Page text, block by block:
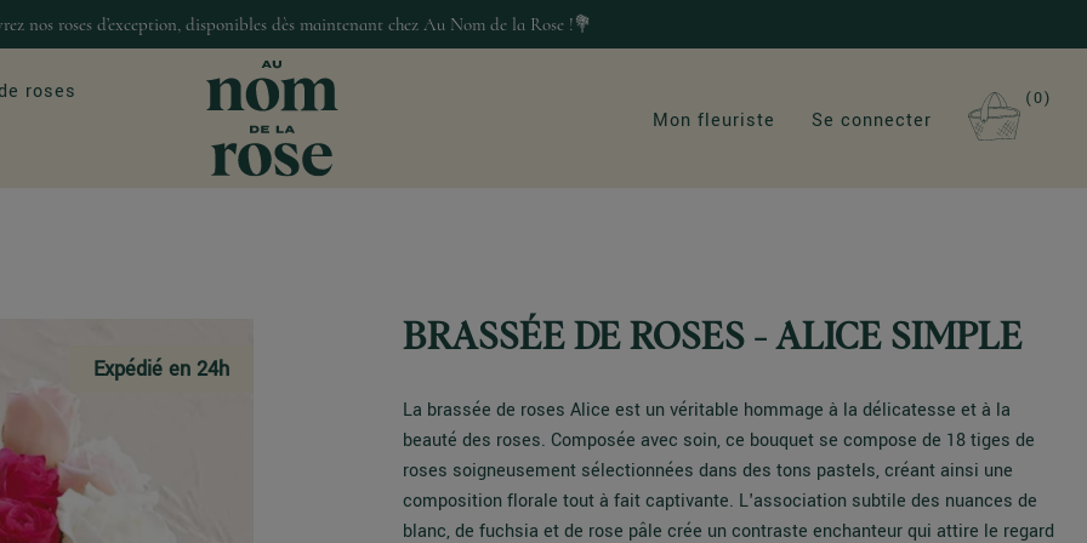
nos roses d’exception, disponibles dès maintenant chez Au Nom de la Rose !💐
Gourmandises
roses
Mon fleuriste Se connecter
0
Expédié en 24h
BRASSÉE DE ROSES - ALICE SIMPLE
La brassée de roses Alice est un véritable hommage à la délicatesse et à la
beauté des roses. Composée avec soin, ce bouquet se compose de 18 tiges de
roses soigneusement sélectionnées dans des tons pastels, créant ainsi une
composition florale tout à fait captivante. L'association subtile des nuances de
blanc, de fuchsia et de rose pâle crée un contraste enchanteur qui attire le regard